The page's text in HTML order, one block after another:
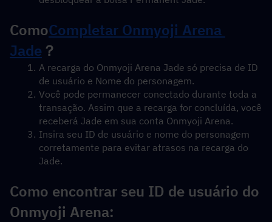
ComoCompletar Onmyoji Arena
Jade ？
A recarga do Onmyoji Arena Jade só precisa de ID
de usuário e Nome do personagem.
Você pode permanecer conectado durante toda a
transação. Assim que a recarga for concluída, você
receberá Jade em sua conta Onmyoji Arena.
Insira seu ID de usuário e nome do personagem
corretamente para evitar atrasos na recarga do
Jade.
Como encontrar seu ID de usuário do
Onmyoji Arena: